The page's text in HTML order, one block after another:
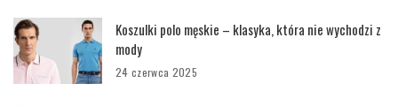
Koszulki polo męskie – klasyka, która nie wychodzi z
mody
24 czerwca 2025